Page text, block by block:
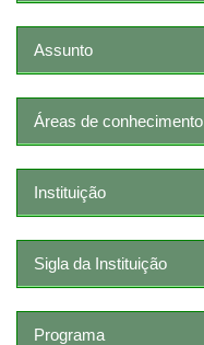
Assunto
Áreas de conhecimento
Instituição
Sigla da Instituição
Programa